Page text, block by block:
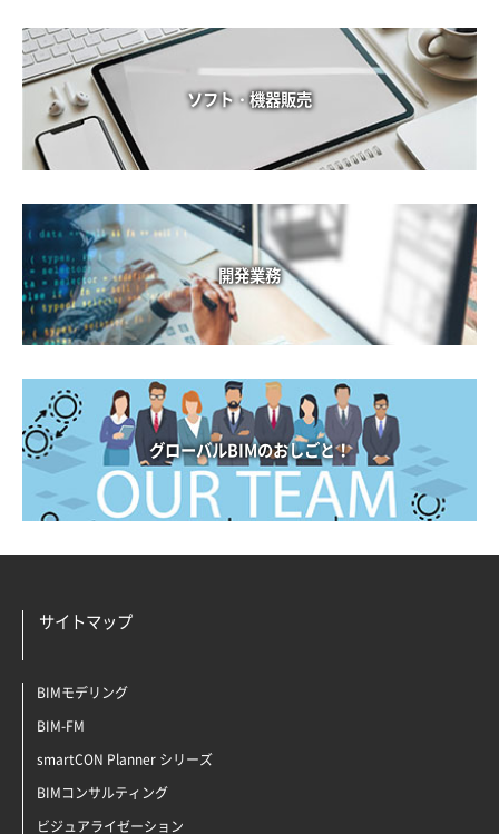
ソフト・機器販売
開発業務
グローバルBIMのおしごと！
サイトマップ
BIMモデリング
BIM-FM
smartCON Planner シリーズ
BIMコンサルティング
ビジュアライゼーション